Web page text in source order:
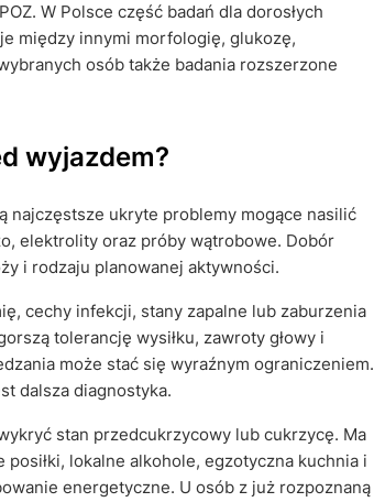
W Polsce część badań dla dorosłych
między innymi morfologię, glukozę,
osób także badania rozszerzone
wyjazdem?
najczęstsze ukryte problemy mogące nasilić
elektrolity oraz próby wątrobowe. Dobór
i rodzaju planowanej aktywności.
cechy infekcji, stany zapalne lub zaburzenia
tolerancję wysiłku, zawroty głowy i
może stać się wyraźnym ograniczeniem.
dalsza diagnostyka.
stan przedcukrzycowy lub cukrzycę. Ma
lokalne alkohole, egzotyczna kuchnia i
energetyczne. U osób z już rozpoznaną